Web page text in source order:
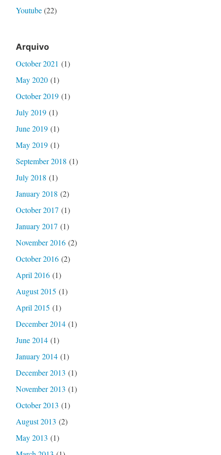
Youtube(22)
Arquivo
October 2021 (1)
May 2020(1)
October 2019(1)
July 2019(1)
June 2019(1)
May 2019(1)
September 2018 (1)
July 2018 (1)
January 2018 (2)
October 2017 (1)
January 2017 (1)
November 2016(2)
October 2016(2)
April 2016(1)
August 2015 (1)
April 2015 (1)
December 2014(1)
June 2014(1)
January 2014(1)
December 2013 (1)
November 2013 (1)
October 2013 (1)
August 2013 (2)
May 2013 (1)